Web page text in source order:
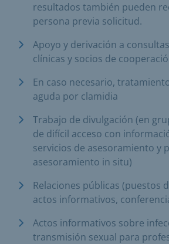
resultados también pueden
persona previa solicitud.
Apoyo y derivación a
clínicas y socios de
En caso necesario,
aguda por clamidia
Trabajo de divulgación (en
de difícil acceso con
servicios de asesoramiento y
asesoramiento in situ)
Relaciones públicas (puestos
actos informativos,
Actos informativos sobre
transmisión sexual para